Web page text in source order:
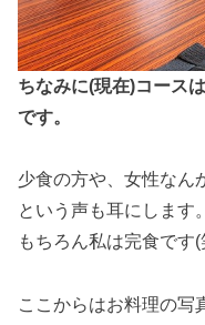
ちなみに(現在)コース
です。
少食の方や、女性なん
という声も耳にします。
もちろん私は完食です
ここからはお料理の写